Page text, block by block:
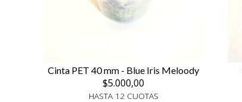
Cinta PET 40 mm - Blue Iris Meloody
$5.000,00
HASTA 12 CUOTAS